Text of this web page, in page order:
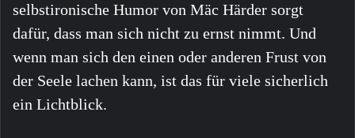
selbstironische Humor von Mäc Härder sorgt
dafür, dass man sich nicht zu ernst nimmt. Und
wenn man sich den einen oder anderen Frust von
der Seele lachen kann, ist das für viele sicherlich
ein Lichtblick.